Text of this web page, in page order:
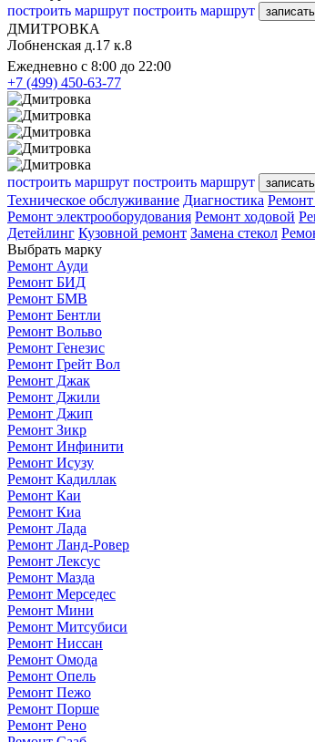
построить маршрут построить маршрут
ДМИТРОВКА
Лобненская д.17 к.8
Ежедневно с 8:00 до 22:00
+7 (499) 450-63-77
построить маршрут построить маршрут
Техническое обслуживание Диагностика
Ремонт электрооборудования Ремонт ходовой
Детейлинг Кузовной ремонт Замена стекол
Выбрать марку
Ремонт Ауди
Ремонт БИД
Ремонт БМВ
Ремонт Бентли
Ремонт Вольво
Ремонт Генезис
Ремонт Грейт Вол
Ремонт Джак
Ремонт Джили
Ремонт Джип
Ремонт Зикр
Ремонт Инфинити
Ремонт Исузу
Ремонт Кадиллак
Ремонт Каи
Ремонт Киа
Ремонт Лада
Ремонт Ланд-Ровер
Ремонт Лексус
Ремонт Мазда
Ремонт Мерседес
Ремонт Мини
Ремонт Митсубиси
Ремонт Ниссан
Ремонт Омода
Ремонт Опель
Ремонт Пежо
Ремонт Порше
Ремонт Рено